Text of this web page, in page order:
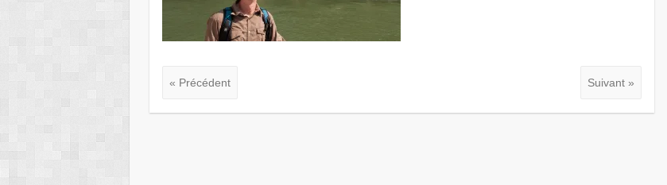
« Précédent Suivant »